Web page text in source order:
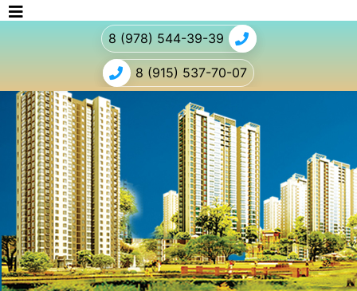
8 (978) 544-39-39
8 (915) 537-70-07